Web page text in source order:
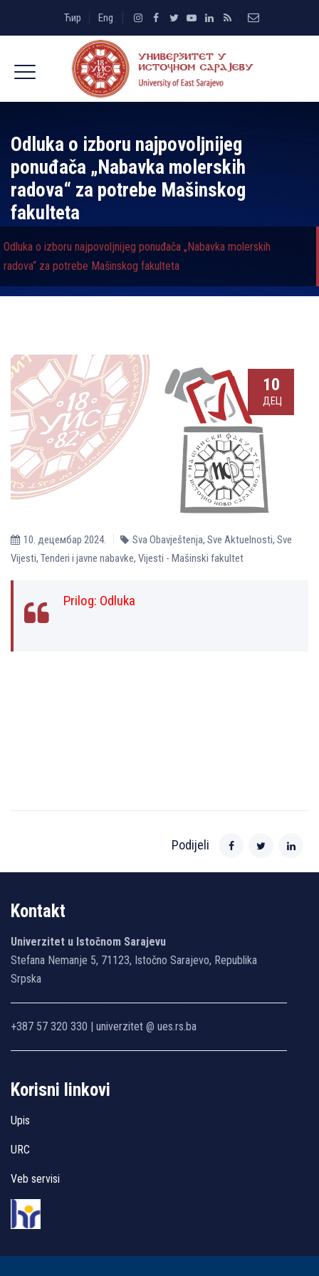
Ћир Eng
Odluka o izboru najpovolјnijeg
ponuđača „Nabavka molerskih
radova“ za potrebe Mašinskog
fakulteta
Odluka o izboru najpovolјnijeg ponuđača „Nabavka molerskih
radova“ za potrebe Mašinskog fakulteta
10
ДЕЦ
10. децембар 2024. Sva Obavještenja, Sve Aktuelnosti, Sve
Vijesti, Tenderi i javne nabavke, Vijesti - Mašinski fakultet
Prilog: Odluka
Podijeli
Kontakt
Univerzitet u Istočnom Sarajevu
Stefana Nemanje 5, 71123, Istočno Sarajevo, Republika
Srpska
+387 57 320 330 | univerzitet @ ues.rs.ba
Korisni linkovi
Upis
URC
Veb servisi